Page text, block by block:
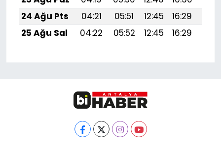
24 Ağu Pts
04:21 05:51 12:45 16:29
25 Ağu Sal
04:22 05:52 12:45 16:29